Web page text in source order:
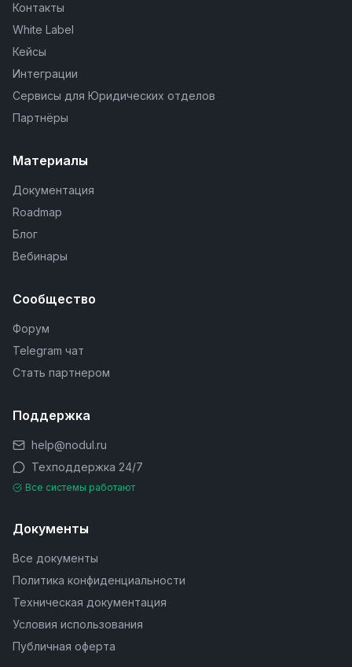
Контакты
White Label
Кейсы
Интеграции
Сервисы для Юридических отделов
Партнёры
Материалы
Документация
Roadmap
Блог
Вебинары
Сообщество
Форум
Telegram чат
Стать партнером
Поддержка
help@nodul.ru
Техподдержка 24/7
Все системы работают
Документы
Все документы
Политика конфиденциальности
Техническая документация
Условия использования
Публичная оферта